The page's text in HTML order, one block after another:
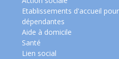
Etablissements d'accueil
dépendantes
Aide à domicile
Santé
Lien social